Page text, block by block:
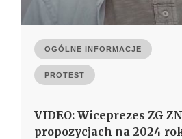
OGÓLNE INFORMACJE
PROTEST
VIDEO: Wiceprezes ZG
propozycjach na 2024